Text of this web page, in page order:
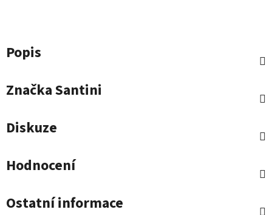
Popis
ZnačkaSantini
Diskuze
Hodnocení
Ostatní informace